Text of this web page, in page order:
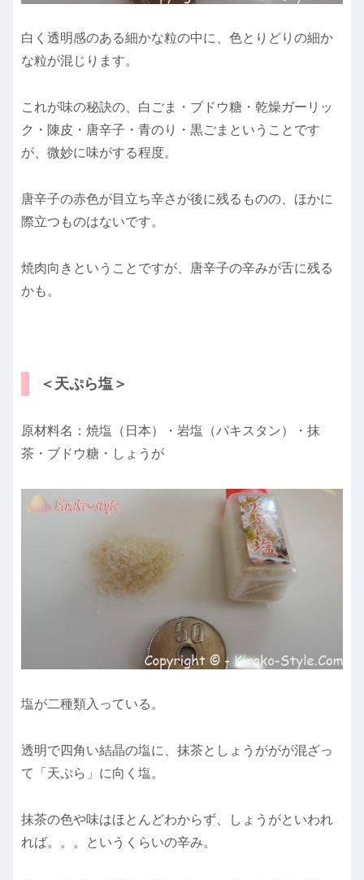
白く透明感のある細かな粒の中に、色とりどりの細か
な粒が混じります。
これが味の秘訣の、白ごま・ブドウ糖・乾燥ガーリッ
ク・陳皮・唐辛子・青のり・黒ごまということです
が、微妙に味がする程度。
唐辛子の赤色が目立ち辛さが後に残るものの、ほかに
際立つものはないです。
焼肉向きということですが、唐辛子の辛みが舌に残る
かも。
＜天ぷら塩＞
原材料名：焼塩（日本）・岩塩（パキスタン）・抹
茶・ブドウ糖・しょうが
塩が二種類入っている。
透明で四角い結晶の塩に、抹茶としょうががが混ざっ
て「天ぷら」に向く塩。
抹茶の色や味はほとんどわからず、しょうがといわれ
れば。。。というくらいの辛み。